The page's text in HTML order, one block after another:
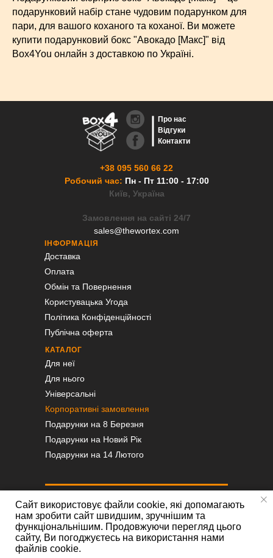
подарунковий набір стане чудовим подарунком для
пари, для вашого коханого та коханої. Ви можете
купити подарунковий бокс "Авокадо [Макс]" від
Box4You онлайн з доставкою по Україні.
ІНФОРМАЦІЯ
Доставка
Оплата
Обмін та Повернення
Користувацька Угода
Політика Конфіденційності
Публічна оферта
КАТАЛОГ
Для неї
Для нього
Універсальні
Корпоративні замовлення
Подарунки на 8 Березня
Подарунки на Новий Рік
Подарунки на 14 Лютого
+38 095 560 66 22
Робочий час: Пн - Пт 11:00 - 17:00
Київ, Україна
Замовлення на сайті 24/7
sales@thewortex.com
Про нас
Відгуки
Контакти
Сайт використовує файли cookie, які допомагають
нам зробити сайт швидшим, зручнішим та
функціональнішим. Продовжуючи перегляд цього
сайту, Ви погоджуєтесь на використання нами
файлів cookie.